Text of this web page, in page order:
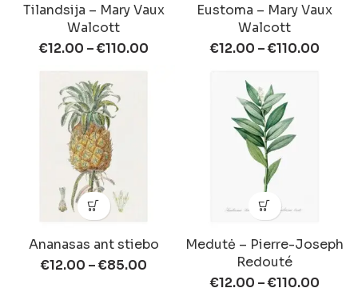
Tilandsija – Mary Vaux
Walcott
€12.00 –€110.00
Eustoma – Mary Vaux
Walcott
€12.00 –€110.00
Ananasas ant stiebo
€12.00 –€85.00
Medutė – Pierre-Joseph
Redouté
€12.00 –€110.00